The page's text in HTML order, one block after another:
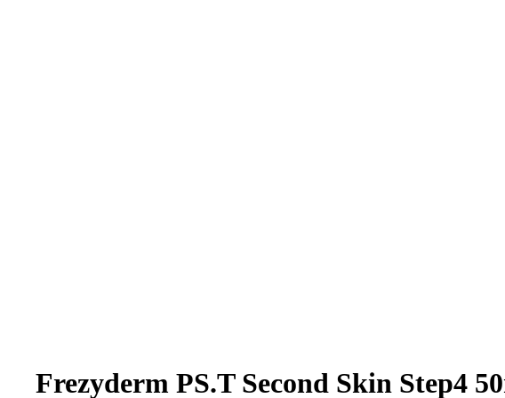
Frezyderm PS.T Second Skin Step4